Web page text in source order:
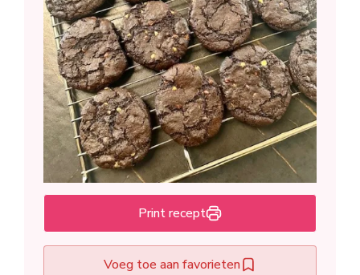
Print recept
Voeg toe aan favorieten